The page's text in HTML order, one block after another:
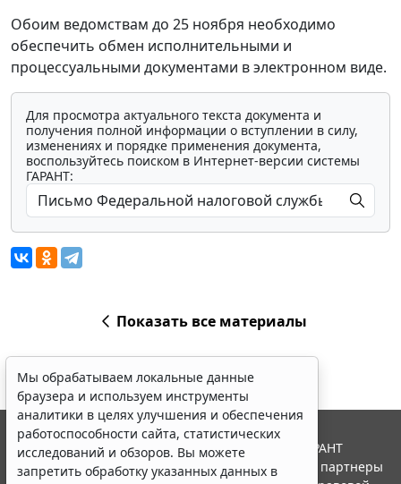
Обоим ведомствам до 25 ноября необходимо
обеспечить обмен исполнительными и
процессуальными документами в электронном виде.
Для просмотра актуального текста документа и
получения полной информации о вступлении в силу,
изменениях и порядке применения документа,
воспользуйтесь поиском в Интернет-версии системы
ГАРАНТ:
Показать все материалы
Мы обрабатываем локальные данные
браузера и используем инструменты
аналитики в целях улучшения и обеспечения
работоспособности сайта, статистических
исследований и обзоров. Вы можете
запретить обработку указанных данных в
© ООО "НПП "ГАРАНТ-СЕРВИС", 2026. Система ГАРАНТ
выпускается с 1990 года. Компания "Гарант" и ее партнеры